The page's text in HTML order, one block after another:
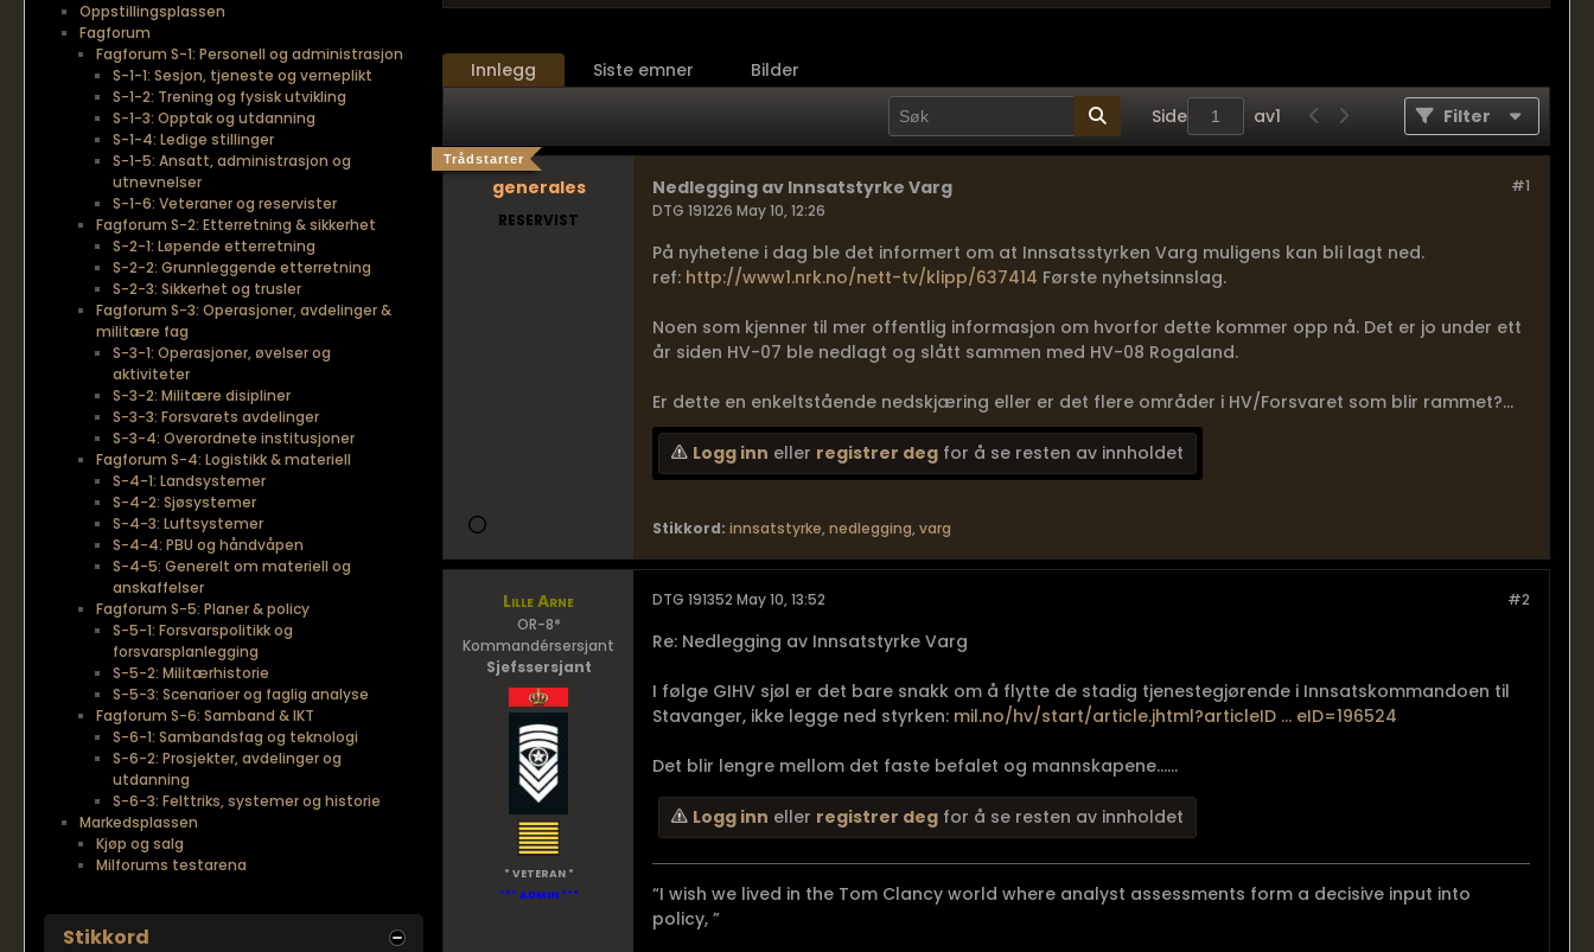
Innlegg Siste emner
Bilder
Side
av1 Filter
generales
Trådstarter
RESERVIST
#1
Nedlegging av Innsatstyrke Varg
DTG 191226 May 10, 12:26
På nyhetene i dag ble det informert om at Innsatsstyrken Varg muligens kan bli lagt ned.
ref: http://www1.nrk.no/nett-tv/klipp/637414 Første nyhetsinnslag.
Noen som kjenner til mer offentlig informasjon om hvorfor dette kommer opp nå. Det er jo under ett
år siden HV-07 ble nedlagt og slått sammen med HV-08 Rogaland.
Er dette en enkeltstående nedskjæring eller er det flere områder i HV/Forsvaret som blir rammet?...
Logg inn eller registrer deg for å se resten av innholdet
Stikkord: innsatstyrke, nedlegging, varg
Lille Arne
OR-8*
Kommandérsersjant
Sjefssersjant
* VETERAN *
*** ADMIN ***
#2
DTG 191352 May 10, 13:52
Re: Nedlegging av Innsatstyrke Varg
I følge GIHV sjøl er det bare snakk om å flytte de stadig tjenestegjørende i Innsatskommandoen til
Stavanger, ikke legge ned styrken: mil.no/hv/start/article.jhtml?articleID ... eID=196524
Det blir lengre mellom det faste befalet og mannskapene......
Logg inn eller registrer deg for å se resten av innholdet
“I wish we lived in the Tom Clancy world where analyst assessments form a decisive input into
policy, ”
Oppstillingsplassen
Fagforum
Fagforum S-1: Personell og administrasjon
S-1-1: Sesjon, tjeneste og verneplikt
S-1-2: Trening og fysisk utvikling
S-1-3: Opptak og utdanning
S-1-4: Ledige stillinger
S-1-5: Ansatt, administrasjon og
utnevnelser
S-1-6: Veteraner og reservister
Fagforum S-2: Etterretning & sikkerhet
S-2-1: Løpende etterretning
S-2-2: Grunnleggende etterretning
S-2-3: Sikkerhet og trusler
Fagforum S-3: Operasjoner, avdelinger &
militære fag
S-3-1: Operasjoner, øvelser og
aktiviteter
S-3-2: Militære disipliner
S-3-3: Forsvarets avdelinger
S-3-4: Overordnete institusjoner
Fagforum S-4: Logistikk & materiell
S-4-1: Landsystemer
S-4-2: Sjøsystemer
S-4-3: Luftsystemer
S-4-4: PBU og håndvåpen
S-4-5: Generelt om materiell og
anskaffelser
Fagforum S-5: Planer & policy
S-5-1: Forsvarspolitikk og
forsvarsplanlegging
S-5-2: Militærhistorie
S-5-3: Scenarioer og faglig analyse
Fagforum S-6: Samband & IKT
S-6-1: Sambandsfag og teknologi
S-6-2: Prosjekter, avdelinger og
utdanning
S-6-3: Felttriks, systemer og historie
Markedsplassen
Kjøp og salg
Milforums testarena
Stikkord